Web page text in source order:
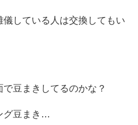
している人は交換してもい
豆まきしてるのかな？
グ豆まき…